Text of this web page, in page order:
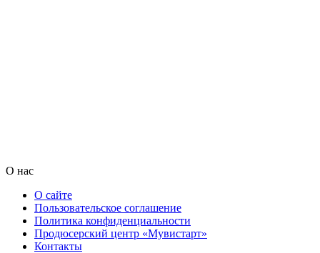
О нас
О сайте
Пользовательское соглашение
Политика конфиденциальности
Продюсерский центр «Мувистарт»
Контакты